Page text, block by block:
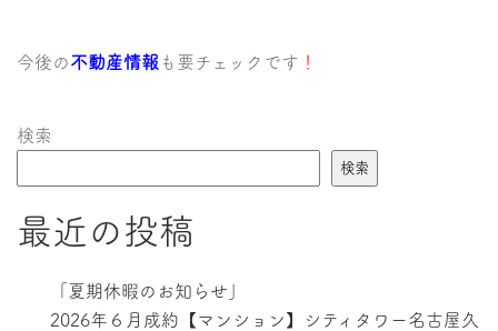
今後の不動産情報 も要チェックです ！
検索
検索
最近の投稿
「夏期休暇のお知らせ」
2026年６月成約【マンション】シティタワー名古屋久